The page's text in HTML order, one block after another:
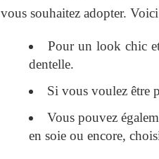
vous souhaitez adopter.
Pour un look chic
dentelle.
Si vous voulez être
Vous pouvez
en soie ou encore,